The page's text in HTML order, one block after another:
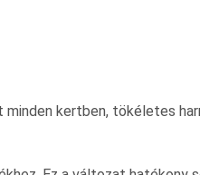
kertben, tökéletes